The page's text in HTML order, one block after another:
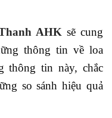
AHK sẽ cung
thông tin về loa
thông tin này, chắc
so sánh hiệu quả